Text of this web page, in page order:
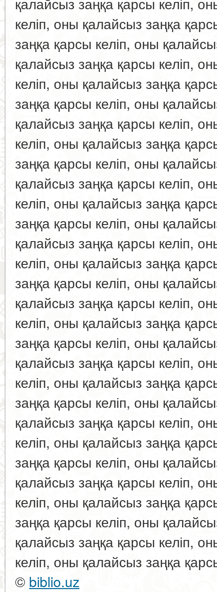
келіп, оны қалайсыз заңқа
заңқа қарсы келіп, оны
қалайсыз заңқа қарсы келіп,
келіп, оны қалайсыз заңқа
заңқа қарсы келіп, оны
қалайсыз заңқа қарсы келіп,
келіп, оны қалайсыз заңқа
заңқа қарсы келіп, оны
қалайсыз заңқа қарсы келіп,
келіп, оны қалайсыз заңқа
заңқа қарсы келіп, оны
қалайсыз заңқа қарсы келіп,
келіп, оны қалайсыз заңқа
заңқа қарсы келіп, оны
қалайсыз заңқа қарсы келіп,
келіп, оны қалайсыз заңқа
заңқа қарсы келіп, оны
қалайсыз заңқа қарсы келіп,
келіп, оны қалайсыз заңқа
заңқа қарсы келіп, оны
қалайсыз заңқа қарсы келіп,
келіп, оны қалайсыз заңқа
заңқа қарсы келіп, оны
қалайсыз заңқа қарсы келіп,
келіп, оны қалайсыз заңқа
заңқа қарсы келіп, оны
қалайсыз заңқа қарсы келіп,
келіп, оны қалайсыз заңқа
© biblio.uz